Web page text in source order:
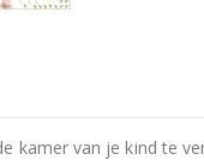
kamer van je kind te